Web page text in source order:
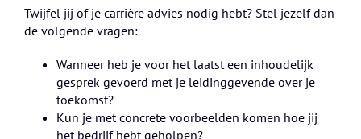
Twijfel jij of je carrière advies nodig hebt? Stel jezelf dan
de volgende vragen:
Wanneer heb je voor het laatst een inhoudelijk
gesprek gevoerd met je leidinggevende over je
toekomst?
Kun je met concrete voorbeelden komen hoe jij
het bedrijf hebt geholpen?